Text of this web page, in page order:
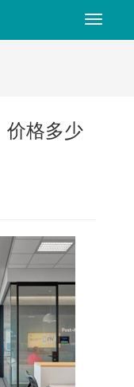
Toggle
价格多少